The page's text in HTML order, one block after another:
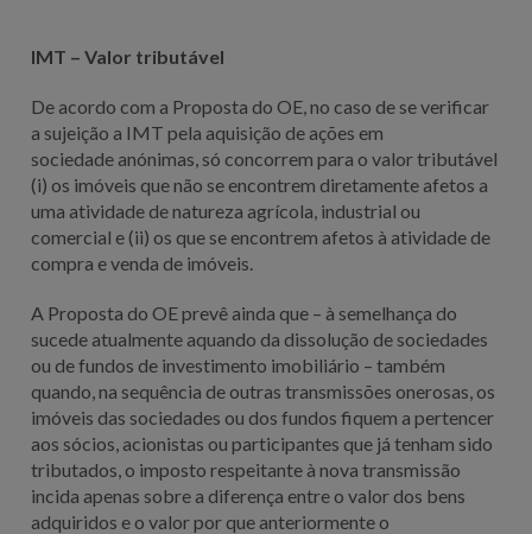
IMT – Valor tributável
De acordo com a Proposta do OE, no caso de se verificar
a sujeição a IMT pela aquisição de ações em
sociedade anónimas, só concorrem para o valor tributável
(i) os imóveis que não se encontrem diretamente afetos a
uma atividade de natureza agrícola, industrial ou
comercial e (ii) os que se encontrem afetos à atividade de
compra e venda de imóveis.
A Proposta do OE prevê ainda que – à semelhança do
sucede atualmente aquando da dissolução de sociedades
ou de fundos de investimento imobiliário – também
quando, na sequência de outras transmissões onerosas, os
imóveis das sociedades ou dos fundos fiquem a pertencer
aos sócios, acionistas ou participantes que já tenham sido
tributados, o imposto respeitante à nova transmissão
incida apenas sobre a diferença entre o valor dos bens
adquiridos e o valor por que anteriormente o